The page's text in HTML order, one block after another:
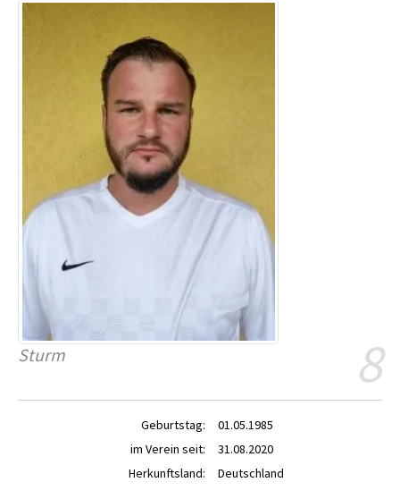
8
Sturm
Geburtstag:
01.05.1985
im Verein seit:
31.08.2020
Herkunftsland:
Deutschland